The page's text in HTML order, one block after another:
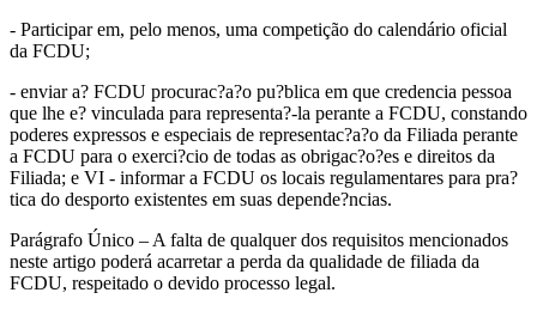
- Participar em, pelo menos, uma competição do calendário oficial
da FCDU;
- enviar a? FCDU procurac?a?o pu?blica em que credencia pessoa
que lhe e? vinculada para representa?-la perante a FCDU, constando
poderes expressos e especiais de representac?a?o da Filiada perante
a FCDU para o exerci?cio de todas as obrigac?o?es e direitos da
Filiada; e VI - informar a FCDU os locais regulamentares para pra?
tica do desporto existentes em suas depende?ncias.
Parágrafo Único – A falta de qualquer dos requisitos mencionados
neste artigo poderá acarretar a perda da qualidade de filiada da
FCDU, respeitado o devido processo legal.